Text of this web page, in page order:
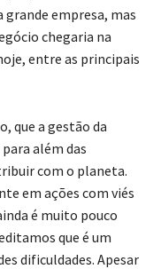
empresa, mas
chegaria na
entre as principais
que a gestão da
além das
com o planeta.
em ações com viés
é muito pouco
que é um
dificuldades. Apesar